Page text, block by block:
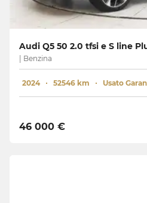
Audi Q5 50 2.0 tfsi e S line
| Benzina
2024 52546 km Usato
46 000 €